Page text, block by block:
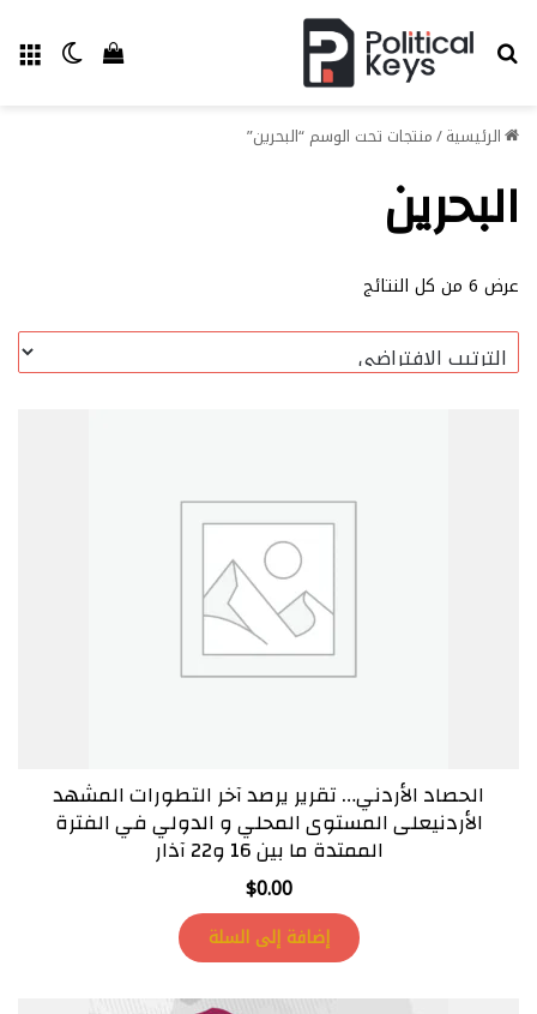
إستعراض بحث عن
الرئيسية/منتجات تحت الوسم “البحرين”
البحرين
عرض ⁦6⁩ من كل النتائج
الحصاد الأردني… تقرير يرصد آخر التطورات المشهد
الأردنيعلى المستوى المحلي و الدولي في الفترة
الممتدة ما بين 16 و22 آذار
$0.00
إضافة إلى السلة